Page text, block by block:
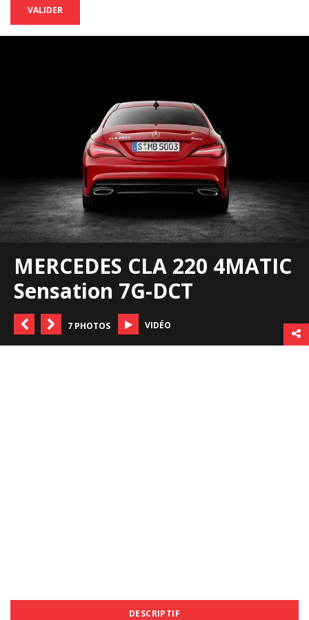
VALIDER
MERCEDES CLA 220 4MATIC
Sensation 7G-DCT
7 PHOTOS VIDÉO
DESCRIPTIF